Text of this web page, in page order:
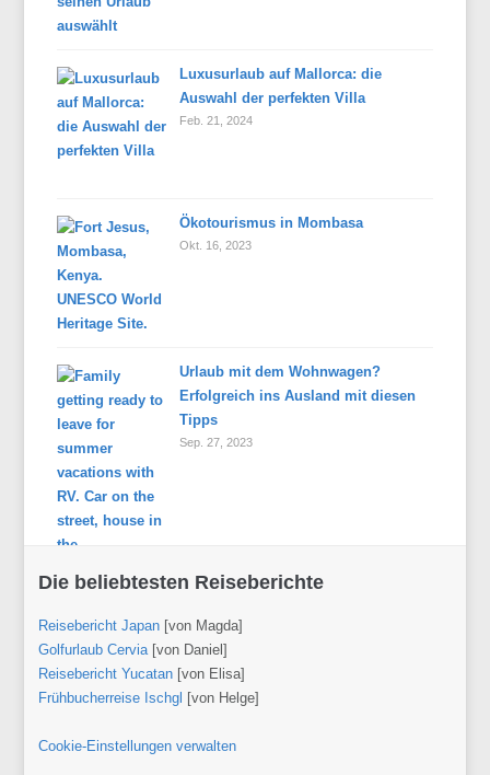
Luxusurlaub auf Mallorca: die
Auswahl der perfekten Villa
Feb. 21, 2024
Ökotourismus in Mombasa
Okt. 16, 2023
Urlaub mit dem Wohnwagen?
Erfolgreich ins Ausland mit diesen
Tipps
Sep. 27, 2023
Die beliebtesten Reiseberichte
Reisebericht Japan[von Magda]
Golfurlaub Cervia[von Daniel]
Reisebericht Yucatan[von Elisa]
Frühbucherreise Ischgl [von Helge]
Cookie-Einstellungen verwalten